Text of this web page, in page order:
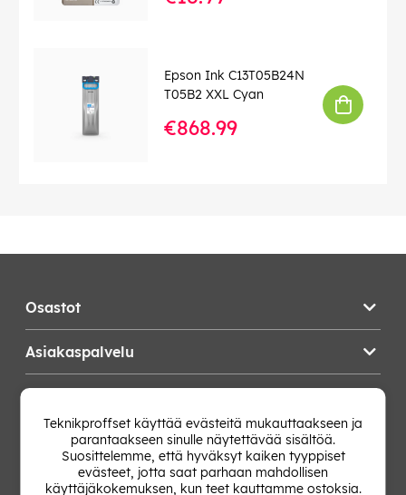
Epson Ink C13T05B24N
T05B2 XXL Cyan
€868.99
Osastot
Asiakaspalvelu
Vaihda Maa
Teknikproffset käyttää evästeitä mukauttaakseen ja
parantaakseen sinulle näytettävää sisältöä.
Suosittelemme, että hyväksyt kaiken tyyppiset
evästeet, jotta saat parhaan mahdollisen
käyttäjäkokemuksen, kun teet kauttamme ostoksia.